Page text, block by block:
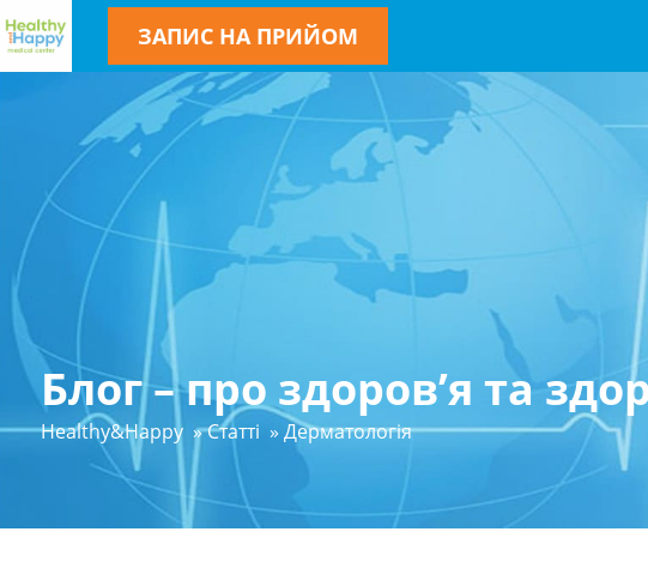
ЗАПИС НА ПРИЙОМ
Блог – про здоров’я та
Healthy&Happy »Статті » Дерматологія